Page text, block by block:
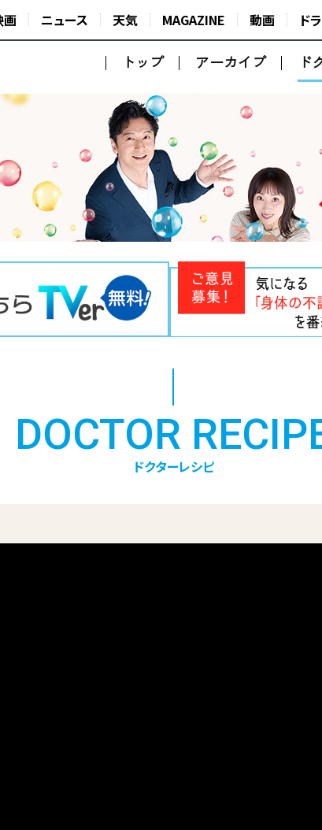
画 ニュース 天気 MAGAZINE 動画 ド
トップ アーカイブ ド
DOCTOR
ドクターレシピ